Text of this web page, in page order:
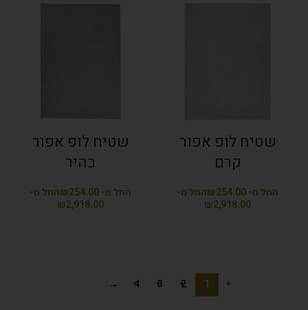
שטיח לופ אפור
קרם
₪
₪
שטיח לופ אפור
בהיר
₪
₪
1
2
3
4
→